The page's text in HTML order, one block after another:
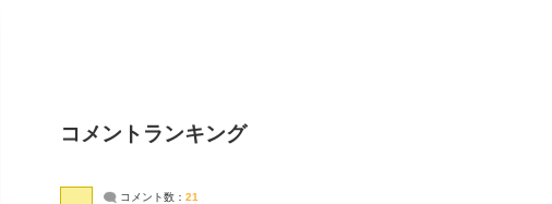
コメントランキング
コメント数： 21